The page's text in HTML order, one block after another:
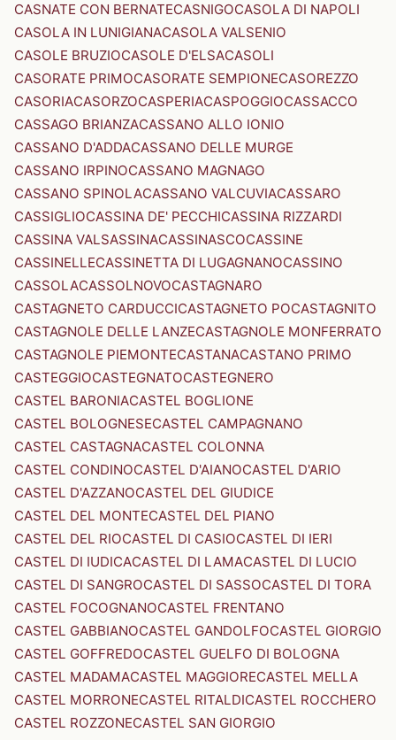
CASNATE CON BERNATECASNIGOCASOLA DI NAPOLI
CASOLA IN LUNIGIANACASOLA VALSENIO
CASOLE BRUZIOCASOLE D'ELSACASOLI
CASORATE PRIMOCASORATE SEMPIONECASOREZZO
CASORIACASORZOCASPERIACASPOGGIOCASSACCO
CASSAGO BRIANZACASSANO ALLO IONIO
CASSANO D'ADDACASSANO DELLE MURGE
CASSANO IRPINOCASSANO MAGNAGO
CASSANO SPINOLACASSANO VALCUVIACASSARO
CASSIGLIOCASSINA DE' PECCHICASSINA RIZZARDI
CASSINA VALSASSINACASSINASCOCASSINE
CASSINELLECASSINETTA DI LUGAGNANOCASSINO
CASSOLACASSOLNOVOCASTAGNARO
CASTAGNETO CARDUCCICASTAGNETO POCASTAGNITO
CASTAGNOLE DELLE LANZECASTAGNOLE MONFERRATO
CASTAGNOLE PIEMONTECASTANACASTANO PRIMO
CASTEGGIOCASTEGNATOCASTEGNERO
CASTEL BARONIACASTEL BOGLIONE
CASTEL BOLOGNESECASTEL CAMPAGNANO
CASTEL CASTAGNACASTEL COLONNA
CASTEL CONDINOCASTEL D'AIANOCASTEL D'ARIO
CASTEL D'AZZANOCASTEL DEL GIUDICE
CASTEL DEL MONTECASTEL DEL PIANO
CASTEL DEL RIOCASTEL DI CASIOCASTEL DI IERI
CASTEL DI IUDICACASTEL DI LAMACASTEL DI LUCIO
CASTEL DI SANGROCASTEL DI SASSOCASTEL DI TORA
CASTEL FOCOGNANOCASTEL FRENTANO
CASTEL GABBIANOCASTEL GANDOLFOCASTEL GIORGIO
CASTEL GOFFREDOCASTEL GUELFO DI BOLOGNA
CASTEL MADAMACASTEL MAGGIORECASTEL MELLA
CASTEL MORRONECASTEL RITALDICASTEL ROCCHERO
CASTEL ROZZONECASTEL SAN GIORGIO